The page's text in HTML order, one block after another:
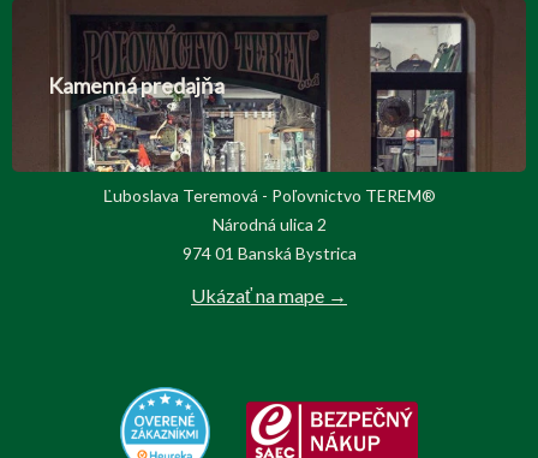
Kamenná predajňa
Ľuboslava Teremová - Poľovnictvo TEREM®
Národná ulica 2
974 01 Banská Bystrica
Ukázať na mape →